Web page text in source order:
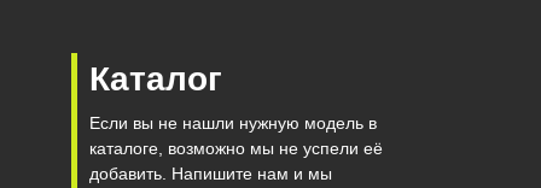
Каталог
Если вы не нашли нужную модель в
каталоге, возможно мы не успели её
добавить. Напишите нам и мы